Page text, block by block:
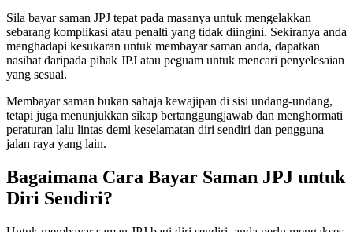
Sila bayar saman JPJ tepat pada masanya untuk mengelakkan
sebarang komplikasi atau penalti yang tidak diingini. Sekiranya anda
menghadapi kesukaran untuk membayar saman anda, dapatkan
nasihat daripada pihak JPJ atau peguam untuk mencari penyelesaian
yang sesuai.
Membayar saman bukan sahaja kewajipan di sisi undang-undang,
tetapi juga menunjukkan sikap bertanggungjawab dan menghormati
peraturan lalu lintas demi keselamatan diri sendiri dan pengguna
jalan raya yang lain.
Bagaimana Cara Bayar Saman JPJ untuk
Diri Sendiri?